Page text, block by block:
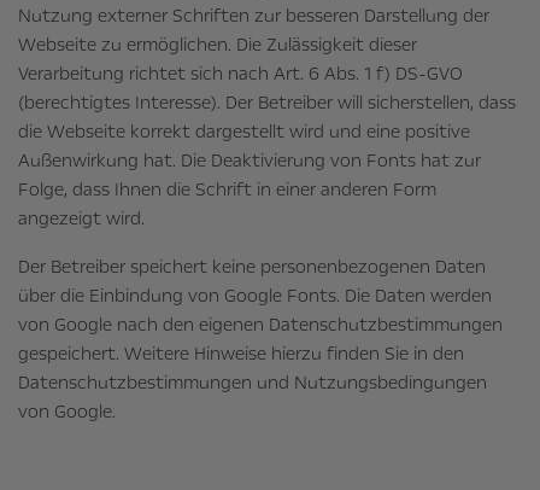
Nutzung externer Schriften zur besseren Darstellung der
Webseite zu ermöglichen. Die Zulässigkeit dieser
Verarbeitung richtet sich nach Art. 6 Abs. 1 f) DS-GVO
(berechtigtes Interesse). Der Betreiber will sicherstellen, dass
die Webseite korrekt dargestellt wird und eine positive
Außenwirkung hat. Die Deaktivierung von Fonts hat zur
Folge, dass Ihnen die Schrift in einer anderen Form
angezeigt wird.
Der Betreiber speichert keine personenbezogenen Daten
über die Einbindung von Google Fonts. Die Daten werden
von Google nach den eigenen Datenschutzbestimmungen
gespeichert. Weitere Hinweise hierzu finden Sie in den
Datenschutzbestimmungen und Nutzungsbedingungen
von Google.